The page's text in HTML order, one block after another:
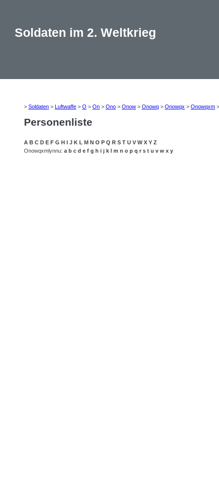
Soldaten im 2. Weltkrieg
> Soldaten > Luftwaffe > O > On > Ono > Onow > Onowq > Onowqx > Onowqxm
Personenliste
A B C D E F G H I J K L M N O P Q R S T U V W X Y Z
Onowqxmlynnu: a b c d e f g h i j k l m n o p q r s t u v w x y